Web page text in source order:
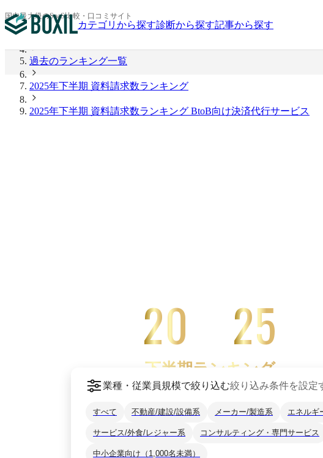
国内最大級のSaaS比較・口コミサイト
カテゴリから探す診断から探す記事から探す
BOXIL
2026年上半期 資料請求数ランキング
過去のランキング一覧
2025年下半期 資料請求数ランキング
2025年下半期 資料請求数ランキング BtoB向け決済代行サービス
20 25
下半期ランキング
業種・従業員規模で絞り込む絞り込み条件を設定
すべて 不動産/建設/設備系 メーカー/製造系 エネルギ
サービス/外食/レジャー系 コンサルティング・専門サービス
中小企業向け（1,000名未満）